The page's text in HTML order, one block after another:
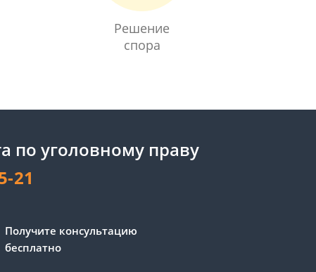
Решение
спора
по уголовному праву
21
Получите консультацию
бесплатно